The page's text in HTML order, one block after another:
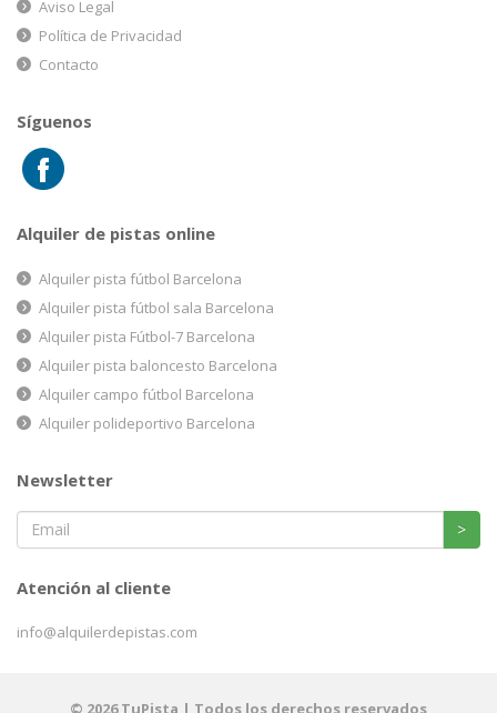
Aviso Legal
Política de Privacidad
Contacto
Síguenos
Alquiler de pistas online
Alquiler pista fútbol Barcelona
Alquiler pista fútbol sala Barcelona
Alquiler pista Fútbol-7 Barcelona
Alquiler pista baloncesto Barcelona
Alquiler campo fútbol Barcelona
Alquiler polideportivo Barcelona
Newsletter
>
Atención al cliente
info@alquilerdepistas.com
© 2026 TuPista | Todos los derechos reservados